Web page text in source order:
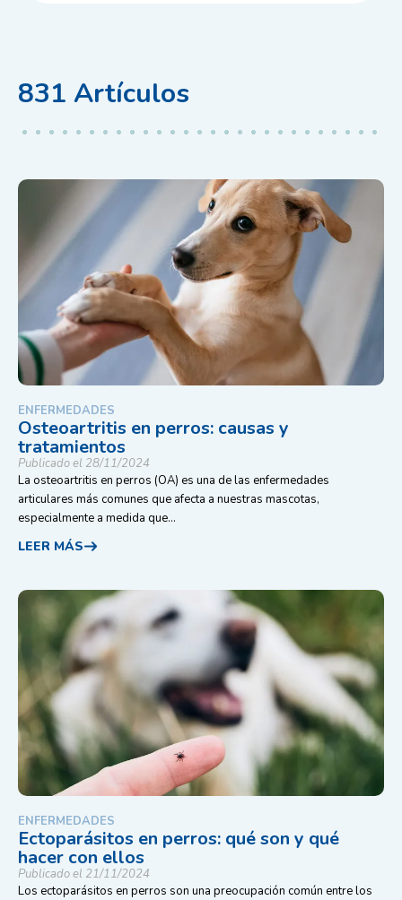
831 Artículos
ENFERMEDADES
Osteoartritis en perros: causas y
tratamientos
Publicado el 28/11/2024
La osteoartritis en perros (OA) es una de las enfermedades
articulares más comunes que afecta a nuestras mascotas,
especialmente a medida que...
LEER MÁS
ENFERMEDADES
Ectoparásitos en perros: qué son y qué
hacer con ellos
Publicado el 21/11/2024
Los ectoparásitos en perros son una preocupación común entre los